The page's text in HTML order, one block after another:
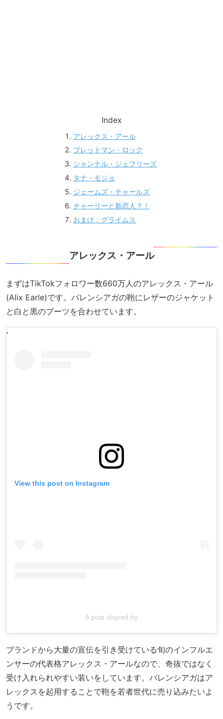
Index
アレックス・アール
ブレットマン・ロック
シャンテル・ジェフリーズ
タナ・モジョ
ジェームズ・チャールズ
チャーリーと新恋人？！
おまけ：グライムス
アレックス・アール
まずはTikTokフォロワー数660万人のアレックス・アール
(Alix Earle)です。バレンシアガの鞄にレザーのジャケット
と白と黒のブーツを合わせています。
'
View this post on Instagram
A post shared by
ブランドから大量の宣伝を引き受けている旬のインフルエ
ンサーの代表格アレックス・アールなので、奇抜ではなく
受け入れられやすい装いをしています。バレンシアガはア
レックスを起用することで鞄を若者世代に売り込みたいよ
うです。